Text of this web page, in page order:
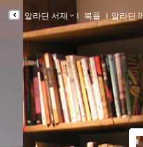
알라딘 서재 ｌ 북플 ｌ알라딘